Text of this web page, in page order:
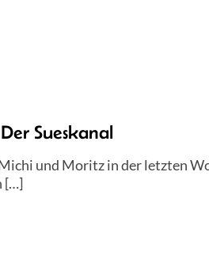
Sueskanal
und Moritz in der letzten
[…]